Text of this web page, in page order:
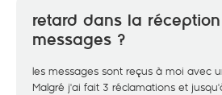
retard dans la
messages ?
les messages sont reçus à moi avec
Malgré j'ai fait 3 réclamations et